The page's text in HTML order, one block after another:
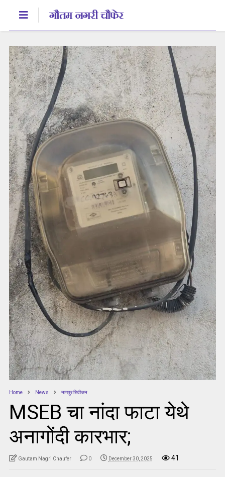
Home News नागपुर डिवीजन
MSEB चा नांदा फाटा येथे
अनागोंदी कारभार;
Gautam Nagri Chaufer 0 December 30, 2025 41